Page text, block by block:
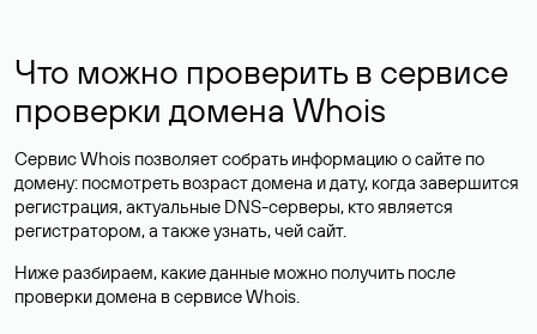
Что можно проверить в сервисе
проверки домена Whois
Сервис Whois позволяет собрать информацию о сайте по
домену: посмотреть возраст домена и дату, когда завершится
регистрация, актуальные DNS-серверы, кто является
регистратором, а также узнать, чей сайт.
Ниже разбираем, какие данные можно получить после
проверки домена в сервисе Whois.